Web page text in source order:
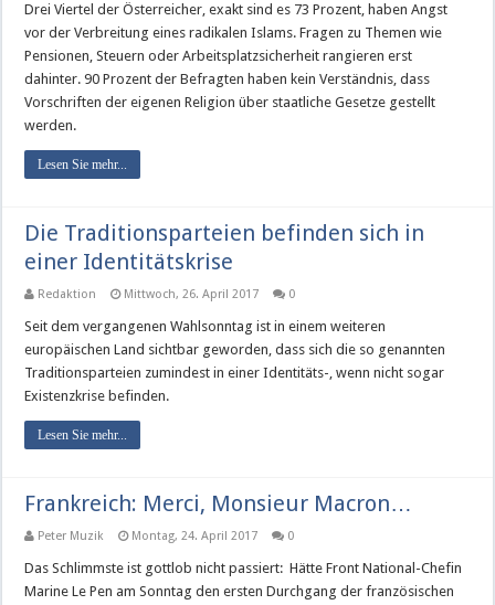
Drei Viertel der Österreicher, exakt sind es 73 Prozent, haben Angst
vor der Verbreitung eines radikalen Islams. Fragen zu Themen wie
Pensionen, Steuern oder Arbeitsplatzsicherheit rangieren erst
dahinter. 90 Prozent der Befragten haben kein Verständnis, dass
Vorschriften der eigenen Religion über staatliche Gesetze gestellt
werden.
Lesen Sie mehr...
Die Traditionsparteien befinden sich in
einer Identitätskrise
Redaktion Mittwoch, 26. April 2017 0
Seit dem vergangenen Wahlsonntag ist in einem weiteren
europäischen Land sichtbar geworden, dass sich die so genannten
Traditionsparteien zumindest in einer Identitäts-, wenn nicht sogar
Existenzkrise befinden.
Lesen Sie mehr...
Frankreich: Merci, Monsieur Macron…
Peter Muzik Montag, 24. April 2017 0
Das Schlimmste ist gottlob nicht passiert: Hätte Front National-Chefin
Marine Le Pen am Sonntag den ersten Durchgang der französischen